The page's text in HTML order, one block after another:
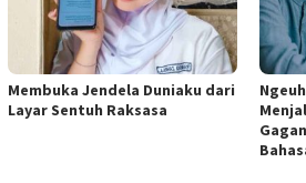
Membuka Jendela Duniaku dari
Layar Sentuh Raksasa